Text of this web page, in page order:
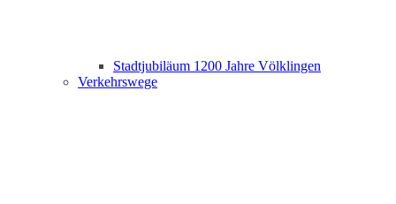
Stadtjubiläum 1200 Jahre Völklingen
Verkehrswege